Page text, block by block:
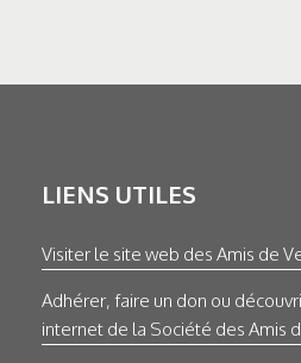
LIENS UTILES
Visiter le site web des Amis de
Adhérer, faire un don ou
internet de la Société des Amis